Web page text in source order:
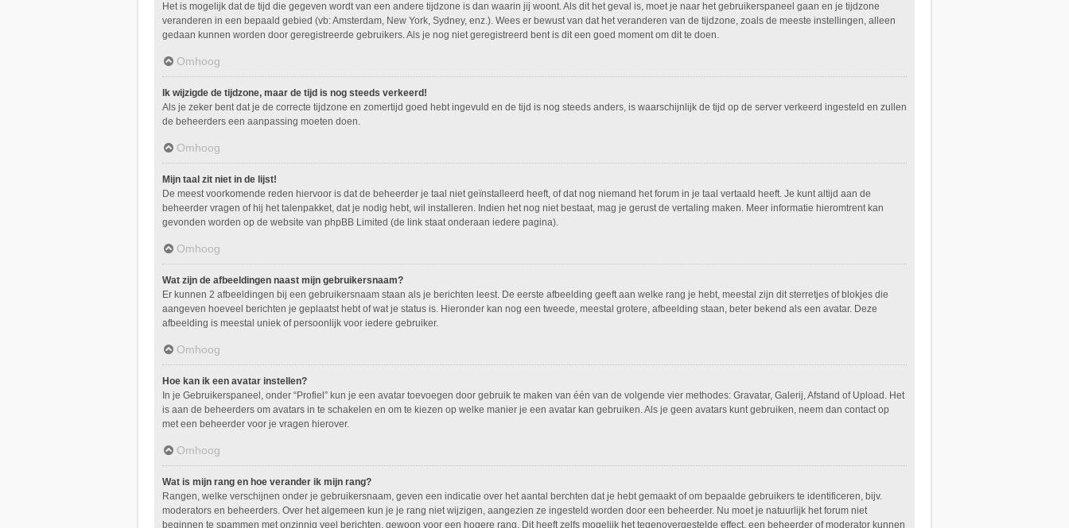
Het is mogelijk dat de tijd die gegeven wordt van een andere tijdzone is dan waarin jij woont. Als dit het geval is, moet je naar het gebruikerspaneel gaan en je tijdzone
veranderen in een bepaald gebied (vb: Amsterdam, New York, Sydney, enz.). Wees er bewust van dat het veranderen van de tijdzone, zoals de meeste instellingen, alleen
gedaan kunnen worden door geregistreerde gebruikers. Als je nog niet geregistreerd bent is dit een goed moment om dit te doen.
Omhoog
Ik wijzigde de tijdzone, maar de tijd is nog steeds verkeerd!
Als je zeker bent dat je de correcte tijdzone en zomertijd goed hebt ingevuld en de tijd is nog steeds anders, is waarschijnlijk de tijd op de server verkeerd ingesteld en zullen
de beheerders een aanpassing moeten doen.
Omhoog
Mijn taal zit niet in de lijst!
De meest voorkomende reden hiervoor is dat de beheerder je taal niet geïnstalleerd heeft, of dat nog niemand het forum in je taal vertaald heeft. Je kunt altijd aan de
beheerder vragen of hij het talenpakket, dat je nodig hebt, wil installeren. Indien het nog niet bestaat, mag je gerust de vertaling maken. Meer informatie hieromtrent kan
gevonden worden op de website van phpBB Limited (de link staat onderaan iedere pagina).
Omhoog
Wat zijn de afbeeldingen naast mijn gebruikersnaam?
Er kunnen 2 afbeeldingen bij een gebruikersnaam staan als je berichten leest. De eerste afbeelding geeft aan welke rang je hebt, meestal zijn dit sterretjes of blokjes die
aangeven hoeveel berichten je geplaatst hebt of wat je status is. Hieronder kan nog een tweede, meestal grotere, afbeelding staan, beter bekend als een avatar. Deze
afbeelding is meestal uniek of persoonlijk voor iedere gebruiker.
Omhoog
Hoe kan ik een avatar instellen?
In je Gebruikerspaneel, onder “Profiel” kun je een avatar toevoegen door gebruik te maken van één van de volgende vier methodes: Gravatar, Galerij, Afstand of Upload. Het
is aan de beheerders om avatars in te schakelen en om te kiezen op welke manier je een avatar kan gebruiken. Als je geen avatars kunt gebruiken, neem dan contact op
met een beheerder voor je vragen hierover.
Omhoog
Wat is mijn rang en hoe verander ik mijn rang?
Rangen, welke verschijnen onder je gebruikersnaam, geven een indicatie over het aantal berchten dat je hebt gemaakt of om bepaalde gebruikers te identificeren, bijv.
moderators en beheerders. Over het algemeen kun je je rang niet wijzigen, aangezien ze ingesteld worden door een beheerder. Nu moet je natuurlijk het forum niet
beginnen te spammen met onzinnig veel berichten, gewoon voor een hogere rang. Dit heeft zelfs mogelijk het tegenovergestelde effect, een beheerder of moderator kunnen